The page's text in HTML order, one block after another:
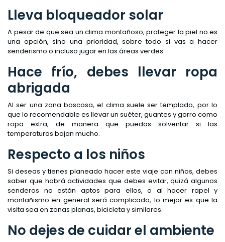
Lleva bloqueador solar
A pesar de que sea un clima montañoso, proteger la piel no es
una opción, sino una prioridad, sobre todo si vas a hacer
senderismo o incluso jugar en las áreas verdes.
Hace frío, debes llevar ropa
abrigada
Al ser una zona boscosa, el clima suele ser templado, por lo
que lo recomendable es llevar un suéter, guantes y gorro como
ropa extra, de manera que puedas solventar si las
temperaturas bajan mucho.
Respecto a los niños
Si deseas y tienes planeado hacer este viaje con niños, debes
saber que habrá actividades que debes evitar, quizá algunos
senderos no están aptos para ellos, o al hacer rapel y
montañismo en general será complicado, lo mejor es que la
visita sea en zonas planas, bicicleta y similares.
No dejes de cuidar el ambiente